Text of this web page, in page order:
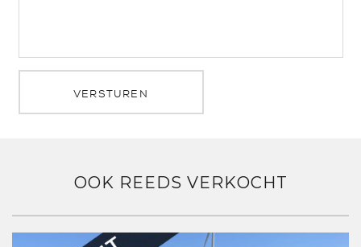
VERSTUREN
OOK REEDS VERKOCHT